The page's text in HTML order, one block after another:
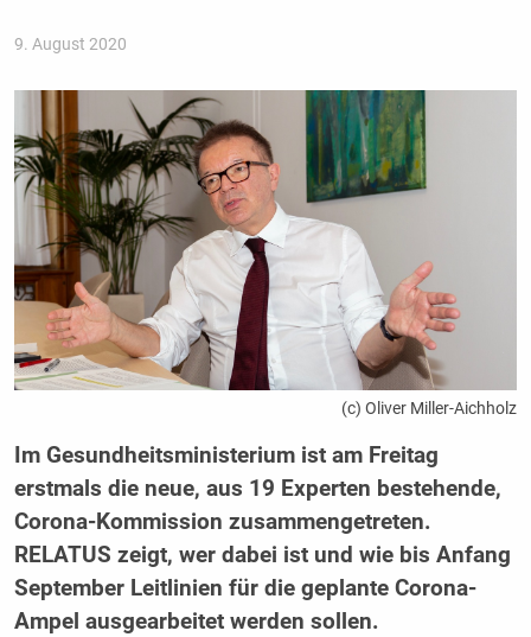
9. August 2020
(c) Oliver Miller-Aichholz
Im Gesundheitsministerium ist am Freitag
erstmals die neue, aus 19 Experten bestehende,
Corona-Kommission zusammengetreten.
RELATUS zeigt, wer dabei ist und wie bis Anfang
September Leitlinien für die geplante Corona-
Ampel ausgearbeitet werden sollen.